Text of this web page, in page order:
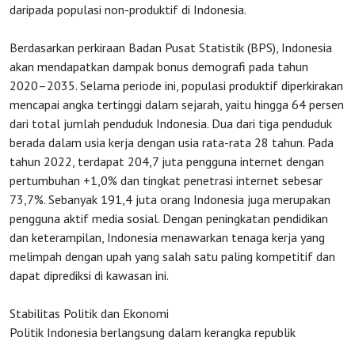
daripada populasi non-produktif di Indonesia.
Berdasarkan perkiraan Badan Pusat Statistik (BPS), Indonesia
akan mendapatkan dampak bonus demografi pada tahun
2020–2035. Selama periode ini, populasi produktif diperkirakan
mencapai angka tertinggi dalam sejarah, yaitu hingga 64 persen
dari total jumlah penduduk Indonesia. Dua dari tiga penduduk
berada dalam usia kerja dengan usia rata-rata 28 tahun. Pada
tahun 2022, terdapat 204,7 juta pengguna internet dengan
pertumbuhan +1,0% dan tingkat penetrasi internet sebesar
73,7%. Sebanyak 191,4 juta orang Indonesia juga merupakan
pengguna aktif media sosial. Dengan peningkatan pendidikan
dan keterampilan, Indonesia menawarkan tenaga kerja yang
melimpah dengan upah yang salah satu paling kompetitif dan
dapat diprediksi di kawasan ini.
Stabilitas Politik dan Ekonomi
Politik Indonesia berlangsung dalam kerangka republik